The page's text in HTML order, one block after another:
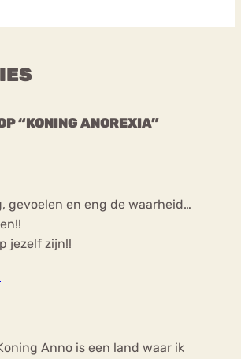
“KONING ANOREXIA”
gevoelen en eng de waarheid…
jezelf zijn!!
Anno is een land waar ik